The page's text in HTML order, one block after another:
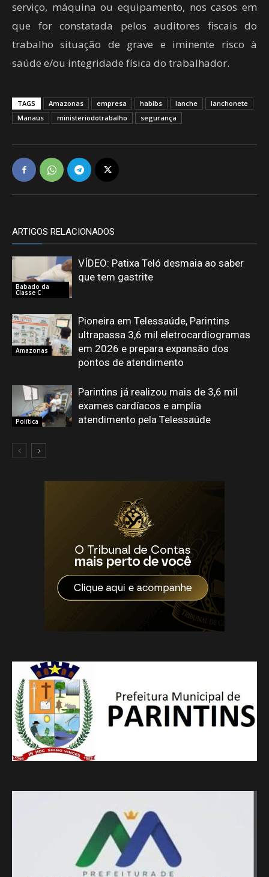
serviço, máquina ou equipamento, nos casos em
que for constatada pelos auditores fiscais do
trabalho situação de grave e iminente risco à
saúde e/ou integridade física do trabalhador.
TAGS Amazonas empresa habibs lanche
lanchonete
Manaus
ministeriodotrabalho segurança
ARTIGOS RELACIONADOS
Babado da
Classe C
VÍDEO: Patixa Teló desmaia ao saber
que tem gastrite
Amazonas
Pioneira em Telessaúde, Parintins
ultrapassa 3,6 mil eletrocardiogramas
em 2026 e prepara expansão dos
pontos de atendimento
Política
Parintins já realizou mais de 3,6 mil
exames cardíacos e amplia
atendimento pela Telessaúde